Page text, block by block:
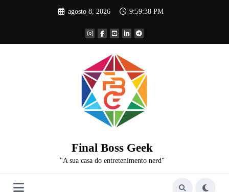
agosto 8, 2026 9:59:38 PM
Final Boss Geek
"A sua casa do entretenimento nerd"